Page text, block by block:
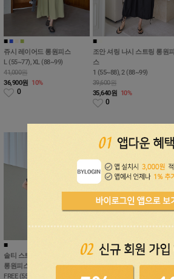
■■ ■
쥬시 레이어드 롱원피스
L (55~77), XL (88~99)
41,000원
36,900원 10%
0
■
조안 셔링 나시 스트링 롱원피
스
1 (55~88), 2 (88~99)
39,600원
35,640원 10%
0
■
솔티 스트라이프 배색 가오리
롱원피스
FREE (55~100)
■ ■
[데이로그인]마로니 스트링 퍼
프 롱 원피스
1 (55~77), 2 (77~99)